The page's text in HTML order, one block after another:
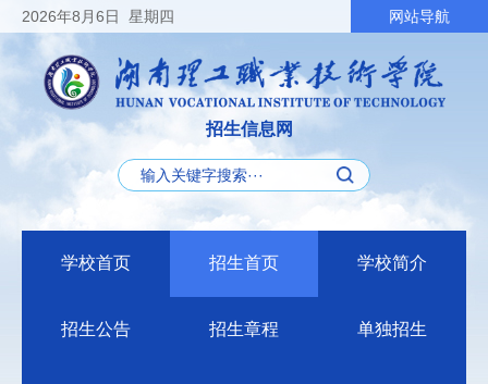
2026年8月6日 星期四 网站导航
招生信息网
学校首页 招生首页 学校简介
招生公告 招生章程 单独招生